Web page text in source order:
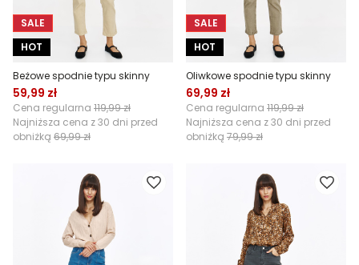
SALE
HOT
Beżowe spodnie typu skinny
59,99 zł
Cena regularna 119,99 zł
Najniższa cena z 30 dni przed
obniżką 69,99 zł
SALE
HOT
Oliwkowe spodnie typu skinny
69,99 zł
Cena regularna 119,99 zł
Najniższa cena z 30 dni przed
obniżką 79,99 zł